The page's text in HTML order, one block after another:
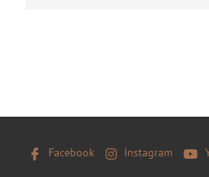
Facebook Instagram